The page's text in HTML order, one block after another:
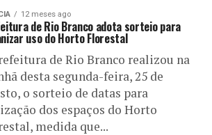
12 meses ago
de Rio Branco adota sorteio para
uso do Horto Florestal
de Rio Branco realizou na
desta segunda-feira, 25 de
o sorteio de datas para
dos espaços do Horto
medida que...